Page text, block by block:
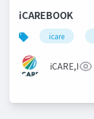
iCAREBOOK
icare
iCARE,Inc